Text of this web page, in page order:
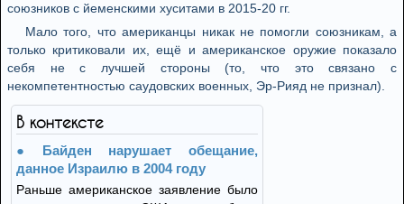
союзников с йеменскими хуситами в 2015-20 гг.
Мало того, что американцы никак не помогли союзникам, а
только критиковали их, ещё и американское оружие показало
себя не с лучшей стороны (то, что это связано с
некомпетентностью саудовских военных, Эр-Рияд не признал).
В контексте
Байден нарушает обещание,
данное Израилю в 2004 году
Раньше американское заявление было